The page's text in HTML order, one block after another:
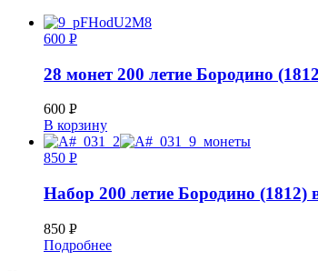
600 Р
28 монет 200 летие Бородино
600 Р
УБ.
В корзину
850 Р
Набор 200 летие Бородино (1812)
850 Р
УБ.
Подробнее